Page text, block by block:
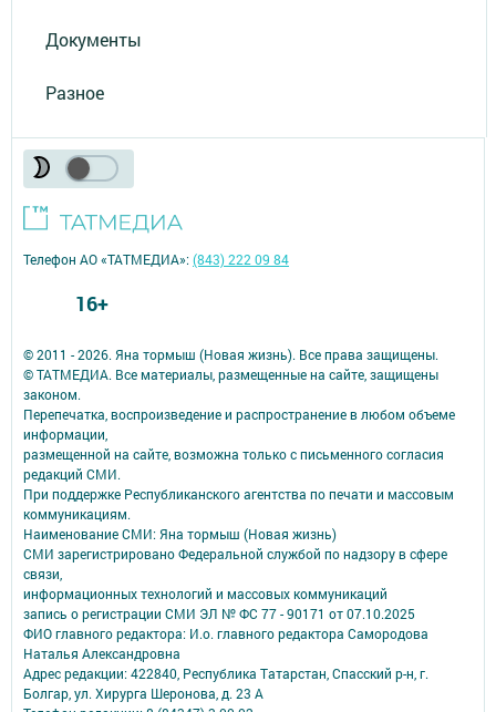
Документы
Разное
© 2011 - 2026. Яна тормыш (Новая жизнь). Все права защищены.
© ТАТМЕДИА. Все материалы, размещенные на сайте, защищены
законом.
Перепечатка, воспроизведение и распространение в любом объеме
информации,
размещенной на сайте, возможна только с письменного согласия
редакций СМИ.
При поддержке Республиканского агентства по печати и массовым
коммуникациям.
Наименование СМИ: Яна тормыш (Новая жизнь)
СМИ зарегистрировано Федеральной службой по надзору в сфере
связи,
информационных технологий и массовых коммуникаций
запись о регистрации СМИ ЭЛ № ФС 77 - 90171 от 07.10.2025
ФИО главного редактора: И.о. главного редактора Самородова
Наталья Александровна
Адрес редакции: 422840, Республика Татарстан, Спасский р-н, г.
Болгар, ул. Хирурга Шеронова, д. 23 А
Телефон АО «ТАТМЕДИА»:(843) 222 09 84
16+